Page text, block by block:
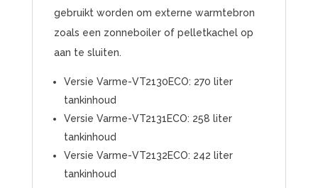
gebruikt worden om externe warmtebron
zoals een zonneboiler of pelletkachel op
aan te sluiten.
Versie Varme-VT2130ECO: 270 liter
tankinhoud
Versie Varme-VT2131ECO: 258 liter
tankinhoud
Versie Varme-VT2132ECO: 242 liter
tankinhoud